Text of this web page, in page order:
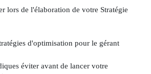
lors de l'élaboration de votre Stratégie
d'optimisation pour le gérant
éviter avant de lancer votre